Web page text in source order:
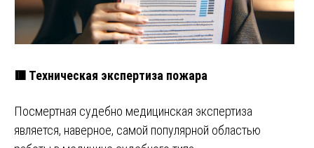
🟥 Техническая экспертиза пожара
Посмертная судебно медицинская экспертиза
является, наверное, самой популярной областью